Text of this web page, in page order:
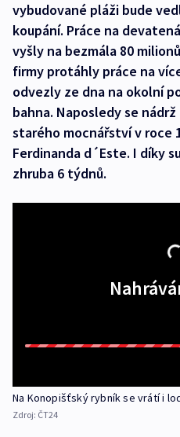
vybudované pláži bude
koupání. Práce na
vyšly na bezmála 80
firmy protáhly práce na
odvezly ze dna na okolní
bahna. Naposledy se
starého mocnářství v roce
Ferdinanda d´Este. I díky
zhruba 6 týdnů.
Na Konopišťský rybník se vrátí i
Zdroj: ČT24